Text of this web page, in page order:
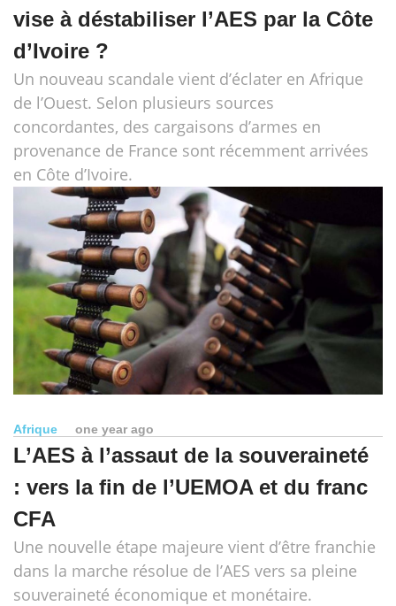
vise à déstabiliser l’AES par la Côte
d’Ivoire ?
Un nouveau scandale vient d’éclater en Afrique
de l’Ouest. Selon plusieurs sources
concordantes, des cargaisons d’armes en
provenance de France sont récemment arrivées
en Côte d’Ivoire.
Afrique one year ago
L’AES à l’assaut de la souveraineté
: vers la fin de l’UEMOA et du franc
CFA
Une nouvelle étape majeure vient d’être franchie
dans la marche résolue de l’AES vers sa pleine
souveraineté économique et monétaire.